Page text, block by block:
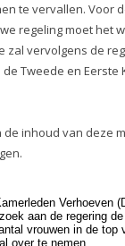
te vervallen. Voor
regeling moet het
zal vervolgens de
Tweede en Eerste
de inhoud van deze
Verhoeven
aan de regering
vrouwen in de top
over te nemen.